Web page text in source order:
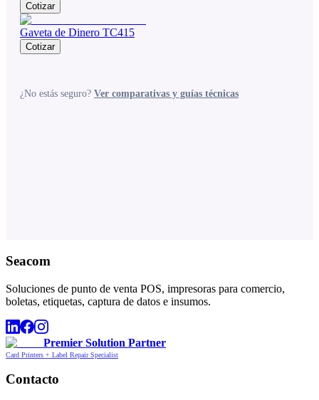
Cotizar
Gaveta de Dinero TC415
Cotizar
¿No estás seguro? Ver comparativas y guías técnicas
Seacom
Soluciones de punto de venta POS, impresoras para comercio,
boletas, etiquetas, captura de datos e insumos.
Premier Solution Partner
Card Printers + Label Repair Specialist
Contacto